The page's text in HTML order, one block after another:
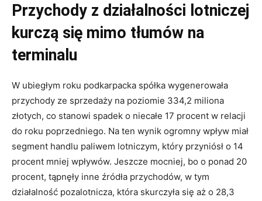
Przychody z działalności lotniczej
kurczą się mimo tłumów na
terminalu
W ubiegłym roku podkarpacka spółka wygenerowała
przychody ze sprzedaży na poziomie 334,2 miliona
złotych, co stanowi spadek o niecałe 17 procent w relacji
do roku poprzedniego. Na ten wynik ogromny wpływ miał
segment handlu paliwem lotniczym, który przyniósł o 14
procent mniej wpływów. Jeszcze mocniej, bo o ponad 20
procent, tąpnęły inne źródła przychodów, w tym
działalność pozalotnicza, która skurczyła się aż o 28,3